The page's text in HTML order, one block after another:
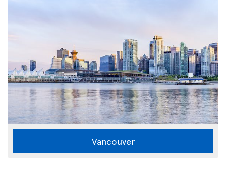
Vancouver